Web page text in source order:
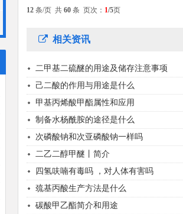
12 条/页 共 60 条 页次： 1/5页
相关资讯
二甲基二硫醚的用途及储存注意事项
己二酸的作用与用途是什么
甲基丙烯酸甲酯属性和应用
制备水杨酰胺的途径是什么
次磷酸钠和次亚磷酸钠一样吗
二乙二醇甲醚丨简介
四氢呋喃有毒吗 ，对人体有害吗
巯基丙酸生产方法是什么
碳酸甲乙酯简介和用途